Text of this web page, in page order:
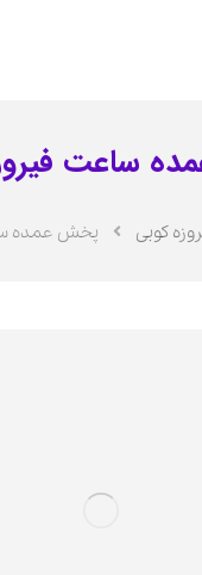
ساعت
کوبی پخش عمده